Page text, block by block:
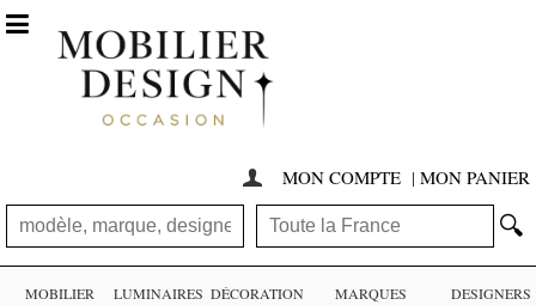
 MON COMPTE | MON PANIER
🔍

MOBILIER LUMINAIRES DÉCORATION MARQUES DESIGNERS